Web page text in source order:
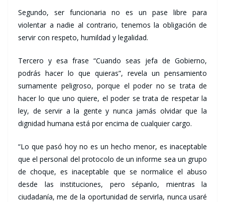
Segundo, ser funcionaria no es un pase libre para
violentar a nadie al contrario, tenemos la obligación de
servir con respeto, humildad y legalidad.
Tercero y esa frase “Cuando seas jefa de Gobierno,
podrás hacer lo que quieras”, revela un pensamiento
sumamente peligroso, porque el poder no se trata de
hacer lo que uno quiere, el poder se trata de respetar la
ley, de servir a la gente y nunca jamás olvidar que la
dignidad humana está por encima de cualquier cargo.
“Lo que pasó hoy no es un hecho menor, es inaceptable
que el personal del protocolo de un informe sea un grupo
de choque, es inaceptable que se normalice el abuso
desde las instituciones, pero sépanlo, mientras la
ciudadanía, me de la oportunidad de servirla, nunca usaré